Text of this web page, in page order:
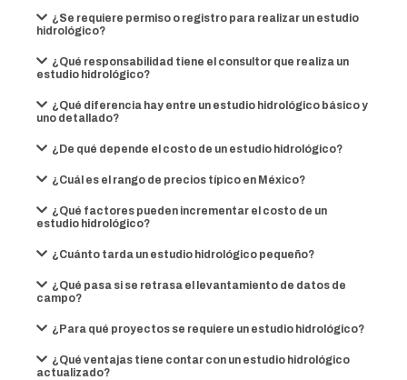
¿Se requiere permiso o registro para realizar un estudio
hidrológico?
¿Qué responsabilidad tiene el consultor que realiza un
estudio hidrológico?
¿Qué diferencia hay entre un estudio hidrológico básico y
uno detallado?
¿De qué depende el costo de un estudio hidrológico?
¿Cuál es el rango de precios típico en México?
¿Qué factores pueden incrementar el costo de un
estudio hidrológico?
¿Cuánto tarda un estudio hidrológico pequeño?
¿Qué pasa si se retrasa el levantamiento de datos de
campo?
¿Para qué proyectos se requiere un estudio hidrológico?
¿Qué ventajas tiene contar con un estudio hidrológico
actualizado?